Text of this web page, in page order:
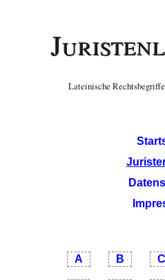
Lateinische
A B C